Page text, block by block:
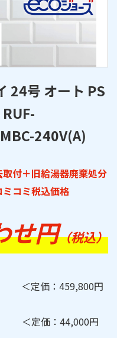
24号 オート PS
240V(A)
付＋旧給湯器廃棄処分
コミ税込価格
せ円（税込）
定価：459,800円
＜定価：44,000円